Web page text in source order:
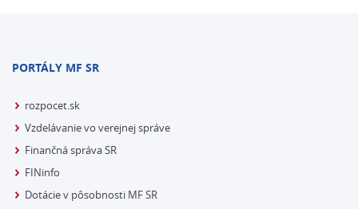
PORTÁLY MF SR
rozpocet.sk
Vzdelávanie vo verejnej správe
Finančná správa SR
FINinfo
Dotácie v pôsobnosti MF SR